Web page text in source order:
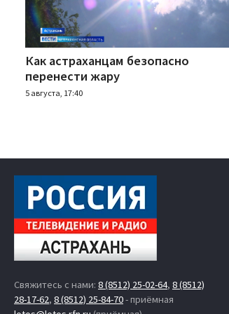
Как астраханцам безопасно
перенести жару
5 августа, 17:40
Свяжитесь с нами: 8 (8512) 25-02-64, 8 (8512)
28-17-62, 8 (8512) 25-84-70- приёмная